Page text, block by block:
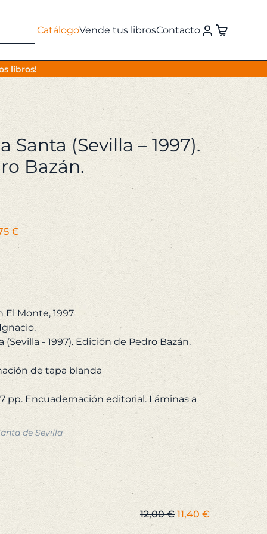
CatálogoVende tus librosContacto
libros!
Santa (Sevilla – 1997).
Bazán.
€.
€
precio
actual
es:
4,75 €.
El Monte, 1997
- 1997). Edición de Pedro Bazán.
de tapa blanda
pp. Encuadernación editorial. Láminas a
de Sevilla
12,00€ El
11,40 €El